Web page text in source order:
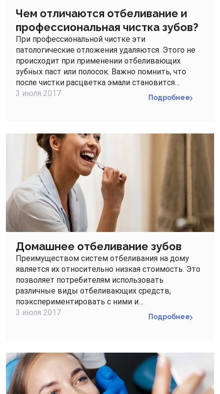
Чем отличаются отбеливание и
профессиональная чистка зубов?
При профессиональной чистке эти
патологические отложения удаляются. Этого не
происходит при применении отбеливающих
зубных паст или полосок. Важно помнить, что
после чистки расцветка эмали становится…
3 июля 2017
Подробнее
Домашнее отбеливание зубов
Преимуществом систем отбеливания на дому
является их относительно низкая стоимость. Это
позволяет потребителям использовать
различные виды отбеливающих средств,
поэкспериментировать с ними и…
3 июля 2017
Подробнее